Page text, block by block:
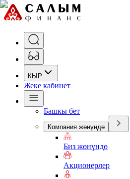
КЫР
Жеке кабинет
Башкы бет
Компания жөнүндө
Биз жөнүндө
Акционерлер